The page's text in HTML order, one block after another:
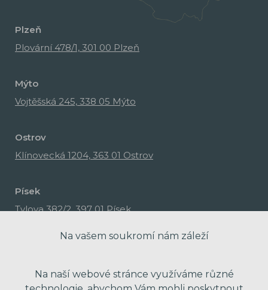
Plzeň
Plovární 478/1, 301 00 Plzeň
Mýto
Vojtěšská 245, 338 05 Mýto
Ostrov
Klínovecká 1204, 363 01 Ostrov
Písek
Tylova 382/2, 397 01 Písek
Na vašem soukromí nám záleží
Na naší webové stránce využíváme různé